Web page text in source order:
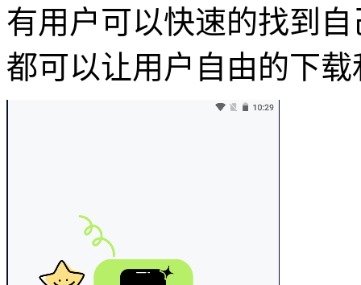
有用户可以快速的找到
都可以让用户自由的下